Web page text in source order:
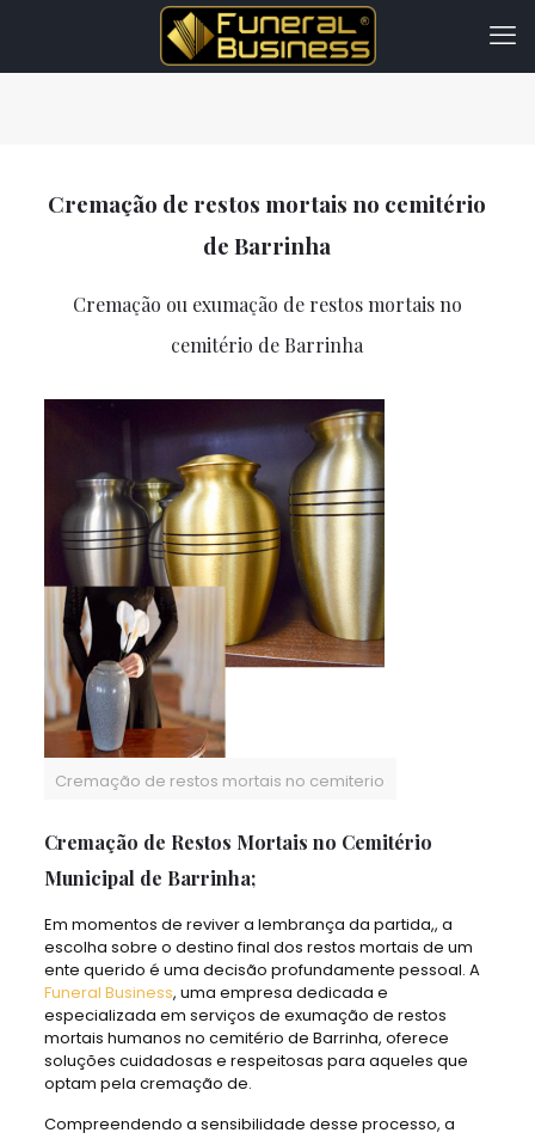
Cremação de restos mortais no cemitério
de Barrinha
Cremação ou exumação de restos mortais no
cemitério de Barrinha
Cremação de restos mortais no cemiterio
Cremação de Restos Mortais no Cemitério
Municipal de Barrinha;
Em momentos de reviver a lembrança da partida,, a
escolha sobre o destino final dos restos mortais de um
ente querido é uma decisão profundamente pessoal. A
Funeral Business, uma empresa dedicada e
especializada em serviços de exumação de restos
mortais humanos no cemitério de Barrinha, oferece
soluções cuidadosas e respeitosas para aqueles que
optam pela cremação de.
Compreendendo a sensibilidade desse processo, a